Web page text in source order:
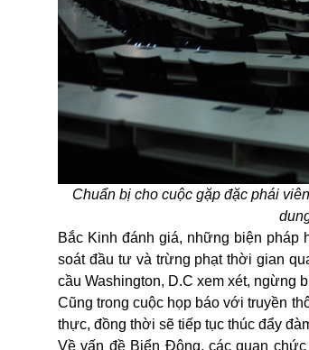
Chuẩn bị cho cuộc gặp đặc phái
Bắc Kinh đánh giá, những biện
soát đầu tư và trừng phạt thời gian
cầu Washington, D.C xem xét, ngừng
Cũng trong cuộc họp báo với truyền
thực, đồng thời sẽ tiếp tục thúc đẩy
Về vấn đề Biển Đông, các quan